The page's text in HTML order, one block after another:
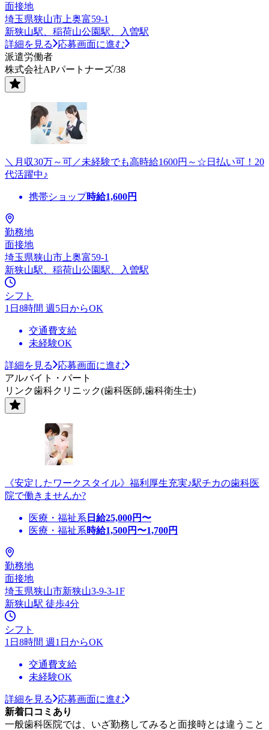
面接地
埼玉県狭山市上奥富59-1
新狭山駅、稲荷山公園駅、入曽駅
詳細を見る
応募画面に進む
派遣労働者
株式会社APパートナーズ/38
＼月収30万～可／未経験でも高時給1600円～☆日払い可！20
代活躍中♪
携帯ショップ時給1,600円
勤務地
面接地
埼玉県狭山市上奥富59-1
新狭山駅、稲荷山公園駅、入曽駅
シフト
1日8時間 週5日からOK
交通費支給
未経験OK
詳細を見る
応募画面に進む
アルバイト・パート
リンク歯科クリニック(歯科医師,歯科衛生士)
《安定したワークスタイル》福利厚生充実♪駅チカの歯科医
院で働きませんか?
医療・福祉系 日給25,000円〜
医療・福祉系時給1,500円〜1,700円
勤務地
面接地
埼玉県狭山市新狭山3-9-3-1F
新狭山駅 徒歩4分
シフト
1日8時間 週1日からOK
交通費支給
未経験OK
詳細を見る
応募画面に進む
新着口コミあり
一般歯科医院では、いざ勤務してみると面接時とは違うこと